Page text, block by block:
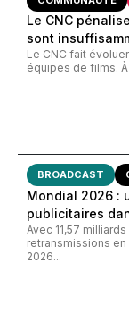
Le CNC
sont
Le CNC fait
équipes de films. À
BROADCAST
Mondial 2026 :
publicitaires
Avec 11,57
retransmissions en
2026...